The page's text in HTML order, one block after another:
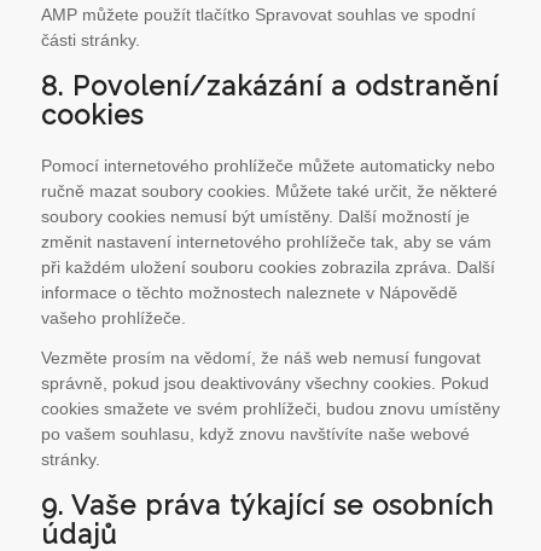
AMP můžete použít tlačítko Spravovat souhlas ve spodní
části stránky.
8. Povolení/zakázání a odstranění
cookies
Pomocí internetového prohlížeče můžete automaticky nebo
ručně mazat soubory cookies. Můžete také určit, že některé
soubory cookies nemusí být umístěny. Další možností je
změnit nastavení internetového prohlížeče tak, aby se vám
při každém uložení souboru cookies zobrazila zpráva. Další
informace o těchto možnostech naleznete v Nápovědě
vašeho prohlížeče.
Vezměte prosím na vědomí, že náš web nemusí fungovat
správně, pokud jsou deaktivovány všechny cookies. Pokud
cookies smažete ve svém prohlížeči, budou znovu umístěny
po vašem souhlasu, když znovu navštívíte naše webové
stránky.
9. Vaše práva týkající se osobních
údajů